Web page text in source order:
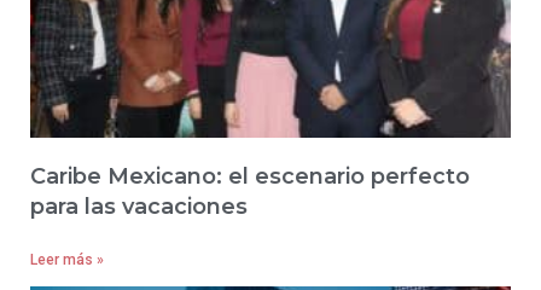
Caribe Mexicano: el escenario perfecto
para las vacaciones
Leer más »